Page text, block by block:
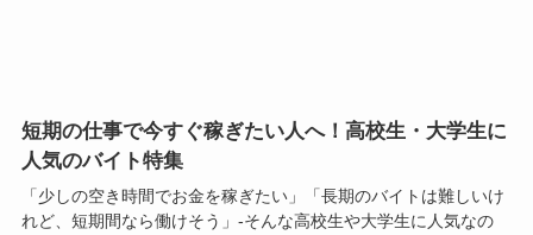
短期の仕事で今すぐ稼ぎたい人へ！高校生・大学生に
人気のバイト特集
「少しの空き時間でお金を稼ぎたい」「長期のバイトは難しいけ
れど、短期間なら働けそう」-そんな高校生や大学生に人気なの